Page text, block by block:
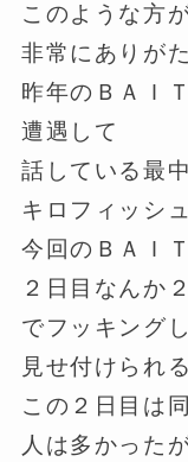
このような方
非常にありが
昨年のＢＡＩ
遭遇して
話している最
キロフィッシ
今回のＢＡＩ
２日目なんか
でフッキング
見せ付けられ
この２日目は
人は多かった